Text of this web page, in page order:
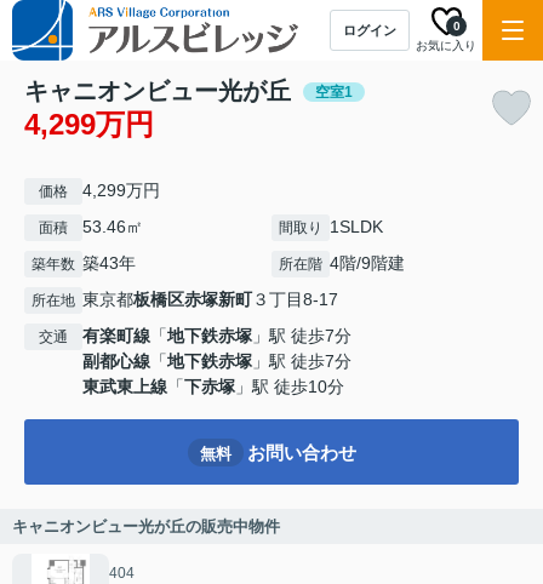
ログイン
お気に入り
0
キャニオンビュー光が丘 空室1
4,299万円
価格 4,299万円
面積 53.46㎡ 間取り 1SLDK
築年数 築43年 所在階 4階/9階建
所在地 東京都板橋区赤塚新町３丁目8-17
交通 有楽町線 「地下鉄赤塚 」駅 徒歩7分
副都心線 「地下鉄赤塚 」駅 徒歩7分
東武東上線 「下赤塚 」駅 徒歩10分
無料 お問い合わせ
キャニオンビュー光が丘の販売中物件
404